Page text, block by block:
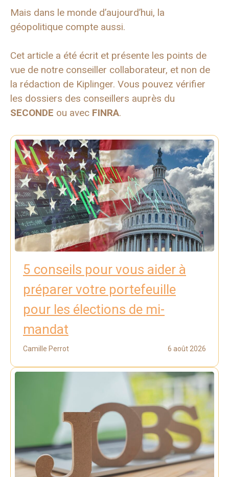
Mais dans le monde d’aujourd’hui, la
géopolitique compte aussi.
Cet article a été écrit et présente les points de
vue de notre conseiller collaborateur, et non de
la rédaction de Kiplinger. Vous pouvez vérifier
les dossiers des conseillers auprès du
SECONDE ou avec FINRA.
5 conseils pour vous aider à
préparer votre portefeuille
pour les élections de mi-
mandat
Camille Perrot 6 août 2026